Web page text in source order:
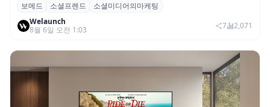
보메드 ‘소셜프렌드’, 유튜브·인스타 등 6개
SNS 마케팅 통합 지원
보메드 소셜프렌드
소셜미디어의마케팅
Welaunch
8월 6일 오전 1:03
7 2,071